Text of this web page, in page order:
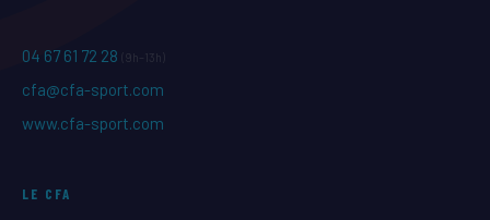
04 67 61 72 28 (9h–13h)
cfa@cfa-sport.com
www.cfa-sport.com
LE CFA